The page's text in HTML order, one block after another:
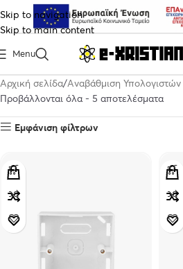
Skip to navigation
Skip to main content
Menu
Αρχική σελίδα Αναβάθμιση Υπολογιστών
Προβάλλονται όλα - 5 αποτελέσματα
Εμφάνιση φίλτρων